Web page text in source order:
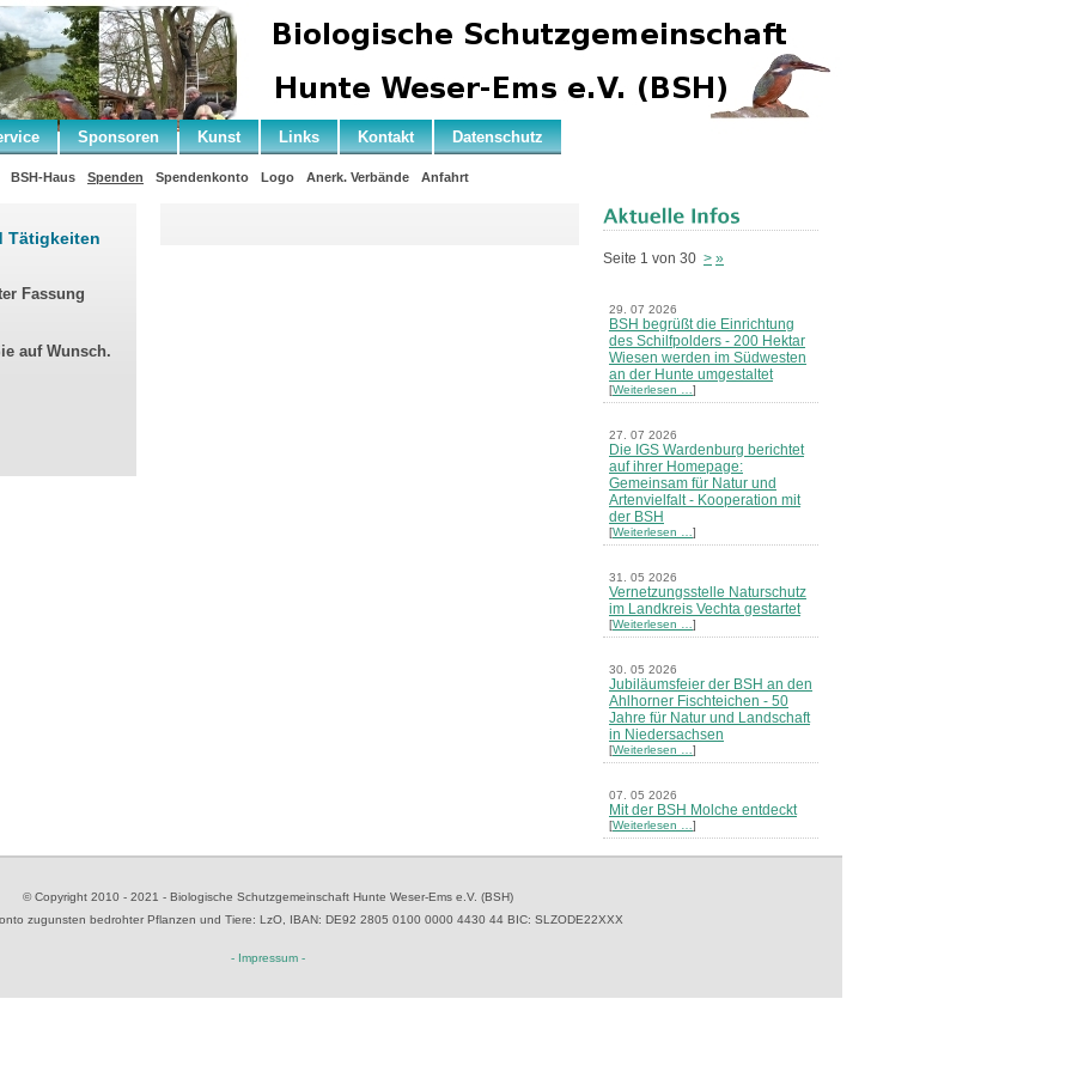
Sponsoren Kunst Links Kontakt Datenschutz
BSH-Haus Spenden Spendenkonto Logo Anerk. Verbände Anfahrt
Tätigkeiten
Fassung
auf Wunsch.
Seite 1 von 30 > »
29. 07 2026
BSH begrüßt die Einrichtung
des Schilfpolders - 200 Hektar
Wiesen werden im Südwesten
an der Hunte umgestaltet
[Weiterlesen … ]
27. 07 2026
Die IGS Wardenburg berichtet
auf ihrer Homepage:
Gemeinsam für Natur und
Artenvielfalt - Kooperation mit
der BSH
[Weiterlesen … ]
31. 05 2026
Vernetzungsstelle Naturschutz
im Landkreis Vechta gestartet
[Weiterlesen … ]
30. 05 2026
Jubiläumsfeier der BSH an den
Ahlhorner Fischteichen - 50
Jahre für Natur und Landschaft
in Niedersachsen
[Weiterlesen … ]
07. 05 2026
Mit der BSH Molche entdeckt
[Weiterlesen … ]
[Weiterlesen …
© Copyright 2010 - 2021 - Biologische Schutzgemeinschaft Hunte Weser-Ems e.V. (BSH)
zugunsten bedrohter Pflanzen und Tiere: LzO, IBAN: DE92 2805 0100 0000 4430 44 BIC: SLZODE22XXX
- Impressum -